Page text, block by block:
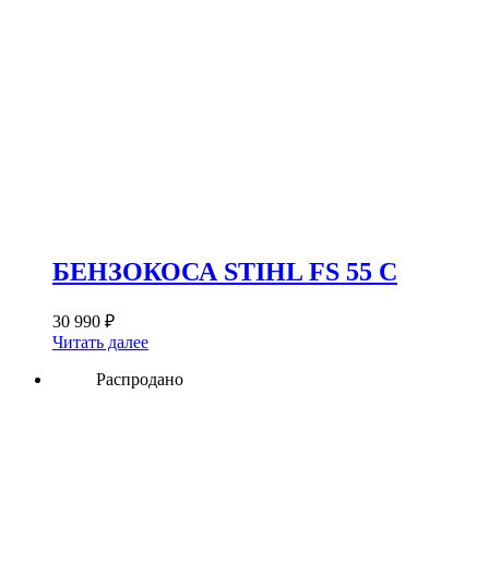
БЕНЗОКОСА STIHL FS 55 C
30 990 ₽
Читать далее
Распродано